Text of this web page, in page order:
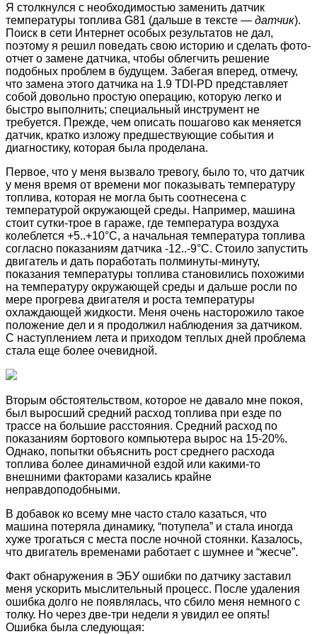
Я столкнулся с необходимостью заменить датчик
температуры топлива G81 (дальше в тексте — датчик).
Поиск в сети Интернет особых результатов не дал,
поэтому я решил поведать свою историю и сделать фото-
отчет о замене датчика, чтобы облегчить решение
подобных проблем в будущем. Забегая вперед, отмечу,
что замена этого датчика на 1.9 TDI-PD представляет
собой довольно простую операцию, которую легко и
быстро выполнить; специальный инструмент не
требуется. Прежде, чем описать пошагово как меняется
датчик, кратко изложу предшествующие события и
диагностику, которая была проделана.
Первое, что у меня вызвало тревогу, было то, что датчик
у меня время от времени мог показывать температуру
топлива, которая не могла быть соотнесена с
температурой окружающей среды. Например, машина
стоит сутки-трое в гараже, где температура воздуха
колеблется +5..+10°C, а начальная температура топлива
согласно показаниям датчика -12..-9°C. Стоило запустить
двигатель и дать поработать полминуты-минуту,
показания температуры топлива становились похожими
на температуру окружающей среды и дальше росли по
мере прогрева двигателя и роста температуры
охлаждающей жидкости. Меня очень насторожило такое
положение дел и я продолжил наблюдения за датчиком.
С наступлением лета и приходом теплых дней проблема
стала еще более очевидной.
Вторым обстоятельством, которое не давало мне покоя,
был выросший средний расход топлива при езде по
трассе на большие расстояния. Средний расход по
показаниям бортового компьютера вырос на 15-20%.
Однако, попытки объяснить рост среднего расхода
топлива более динамичной ездой или какими-то
внешними факторами казались крайне
неправдоподобными.
В добавок ко всему мне часто стало казаться, что
машина потеряла динамику, “потупела” и стала иногда
хуже трогаться с места после ночной стоянки. Казалось,
что двигатель временами работает с шумнее и “жесче”.
Факт обнаружения в ЭБУ ошибки по датчику заставил
меня ускорить мыслительный процесс. После удаления
ошибка долго не появлялась, что сбило меня немного с
толку. Но через две-три недели я увидил ее опять!
Ошибка была следующая: